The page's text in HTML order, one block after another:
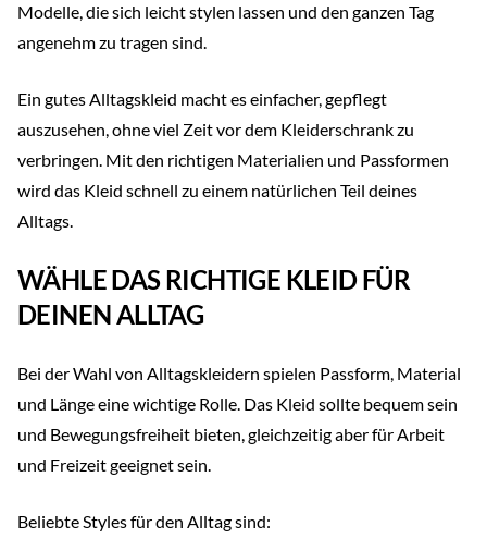
Modelle, die sich leicht stylen lassen und den ganzen Tag
angenehm zu tragen sind.
Ein gutes Alltagskleid macht es einfacher, gepflegt
auszusehen, ohne viel Zeit vor dem Kleiderschrank zu
verbringen. Mit den richtigen Materialien und Passformen
wird das Kleid schnell zu einem natürlichen Teil deines
Alltags.
WÄHLE DAS RICHTIGE KLEID FÜR
DEINEN ALLTAG
Bei der Wahl von Alltagskleidern spielen Passform, Material
und Länge eine wichtige Rolle. Das Kleid sollte bequem sein
und Bewegungsfreiheit bieten, gleichzeitig aber für Arbeit
und Freizeit geeignet sein.
Beliebte Styles für den Alltag sind: